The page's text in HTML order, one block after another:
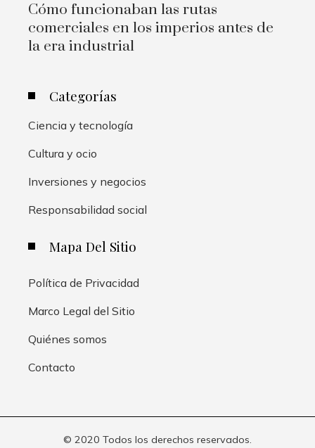
Cómo funcionaban las rutas
comerciales en los imperios antes de
la era industrial
Categorías
Ciencia y tecnología
Cultura y ocio
Inversiones y negocios
Responsabilidad social
Mapa Del Sitio
Política de Privacidad
Marco Legal del Sitio
Quiénes somos
Contacto
© 2020 Todos los derechos reservados.